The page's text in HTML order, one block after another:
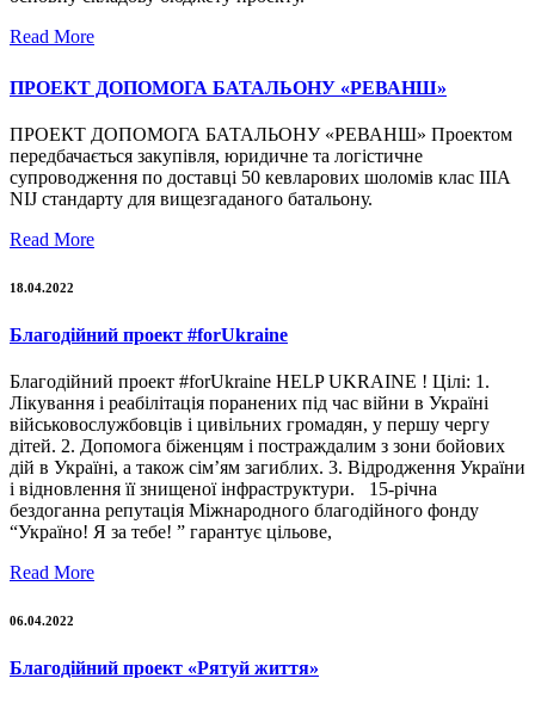
Read More
ПРОЕКТ ДОПОМОГА БАТАЛЬОНУ «РЕВАНШ»
ПРОЕКТ ДОПОМОГА БАТАЛЬОНУ «РЕВАНШ» Проектом
передбачається закупівля, юридичне та логістичне
супроводження по доставці 50 кевларових шоломів клас IIIA
NIJ стандарту для вищезгаданого батальону.
Read More
18.04.2022
Благодійний проект #forUkraine
Благодійний проект #forUkraine HELP UKRAINE ! Цілі: 1.
Лікування і реабілітація поранених під час війни в Україні
військовослужбовців і цивільних громадян, у першу чергу
дітей. 2. Допомога біженцям і постраждалим з зони бойових
дій в Україні, а також сім’ям загиблих. 3. Відродження України
і відновлення її знищеної інфраструктури. 15-річна
бездоганна репутація Міжнародного благодійного фонду
“Україно! Я за тебе! ” гарантує цільове,
Read More
06.04.2022
Благодійний проект «Рятуй життя»